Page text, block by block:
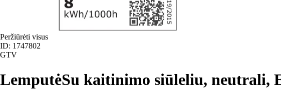
Peržiūrėti visus
ID: 1747802
GTV
LemputėSu kaitinimo siūleliu, neutrali,